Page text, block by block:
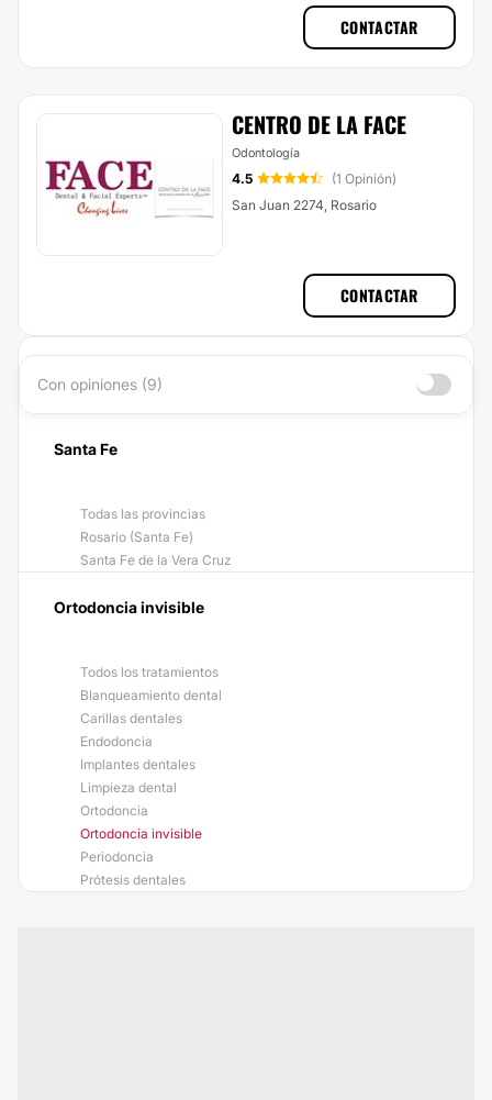
CONTACTAR
CENTRO DE LA FACE
Odontología
4.5
(1 Opinión)
San Juan 2274, Rosario
CONTACTAR
Con opiniones (9)
Santa Fe
Todas las provincias
Rosario (Santa Fe)
Santa Fe de la Vera Cruz
Ortodoncia invisible
Todos los tratamientos
Blanqueamiento dental
Carillas dentales
Endodoncia
Implantes dentales
Limpieza dental
Ortodoncia
Ortodoncia invisible
Periodoncia
Prótesis dentales